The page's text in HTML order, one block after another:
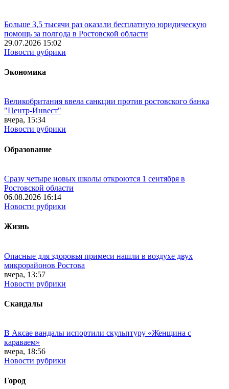
Больше 3,5 тысячи раз оказали бесплатную юридическую
помощь за полгода в Ростовской области
29.07.2026 15:02
Новости рубрики
Экономика
Великобритания ввела санкции против ростовского банка
"Центр-Инвест"
вчера, 15:34
Новости рубрики
Образование
Сразу четыре новых школы откроются 1 сентября в
Ростовской области
06.08.2026 16:14
Новости рубрики
Жизнь
Опасные для здоровья примеси нашли в воздухе двух
микрорайонов Ростова
вчера, 13:57
Новости рубрики
Скандалы
В Аксае вандалы испортили скульптуру «Женщина с
караваем»
вчера, 18:56
Новости рубрики
Город